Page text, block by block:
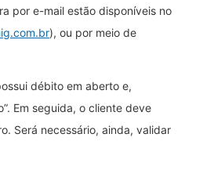
por e-mail estão disponíveis no
), ou por meio de
débito em aberto e,
Em seguida, o cliente deve
Será necessário, ainda, validar